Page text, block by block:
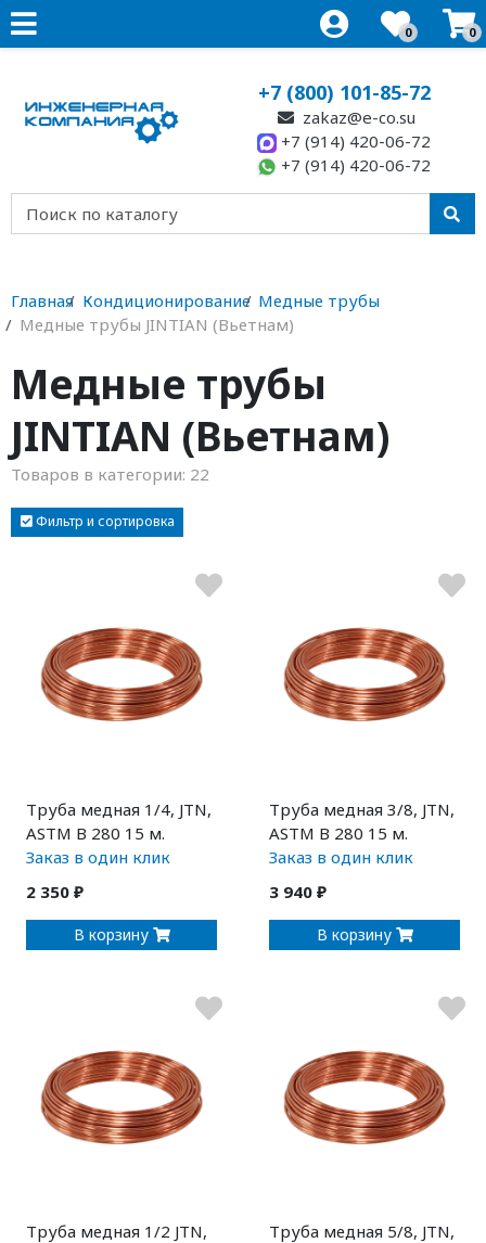
0 0
+7 (800) 101-85-72
zakaz@e-co.su
+7 (914) 420-06-72
+7 (914) 420-06-72
Главная Кондиционирование Медные трубы
Медные трубы JINTIAN (Вьетнам)
Медные трубы
JINTIAN (Вьетнам)
Товаров в категории: 22
Фильтр и сортировка
Труба медная 1/4, JTN,
ASTM B 280 15 м.
Заказ в один клик
2 350 ₽
В корзину
Труба медная 3/8, JTN,
ASTM B 280 15 м.
Заказ в один клик
3 940 ₽
В корзину
Труба медная 1/2 JTN,
Труба медная 5/8, JTN,